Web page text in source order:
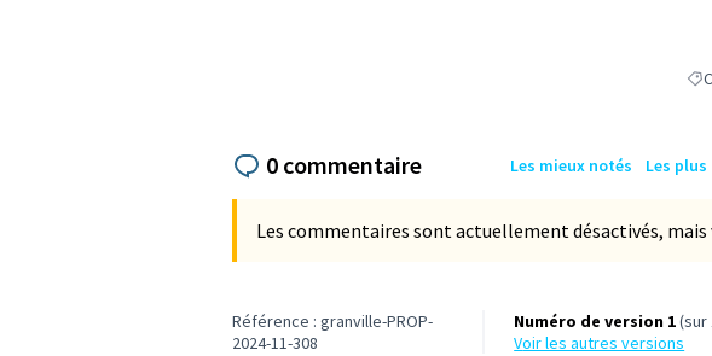
0 commentaire Les mieux notés Les
Les commentaires sont actuellement désactivés, mais
Référence : granville-PROP-
2024-11-308
Numéro de version 1(sur
voir les autres versions